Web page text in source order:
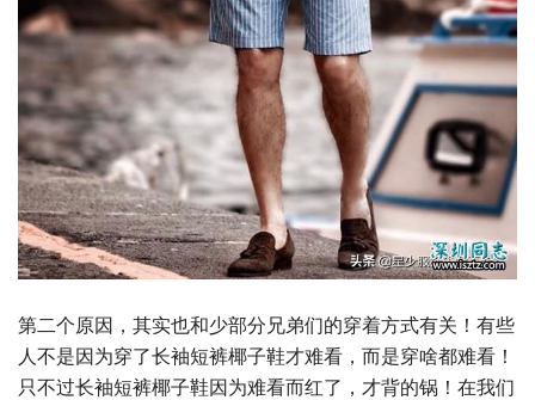
第二个原因，其实也和少部分兄弟们的穿着方式有关！有些
人不是因为穿了长袖短裤椰子鞋才难看，而是穿啥都难看！
只不过长袖短裤椰子鞋因为难看而红了，才背的锅！在我们